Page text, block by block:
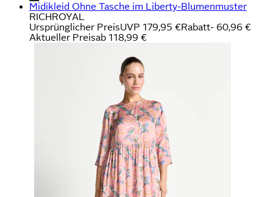
Midikleid Ohne Tasche im Liberty-Blumenmuster
RICHROYAL
Ursprünglicher PreisUVP 179,95 €Rabatt- 60,96 €
Aktueller Preisab 118,99 €